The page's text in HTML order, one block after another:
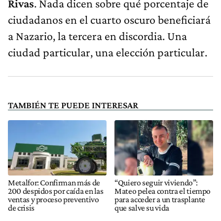
Rivas. Nada dicen sobre qué porcentaje de
ciudadanos en el cuarto oscuro beneficiará
a Nazario, la tercera en discordia. Una
ciudad particular, una elección particular.
TAMBIÉN TE PUEDE INTERESAR
Metalfor: Confirman más de
200 despidos por caída en las
ventas y proceso preventivo
de crisis
“Quiero seguir viviendo”:
Mateo pelea contra el tiempo
para acceder a un trasplante
que salve su vida